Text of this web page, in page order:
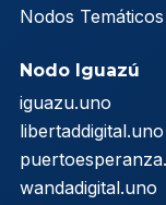
Nodos Temáticos
Nodo Iguazú
iguazu.uno
libertaddigital.uno
wandadigital.uno